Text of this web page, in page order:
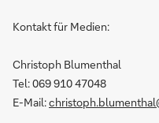
Kontakt für Medien:
Christoph Blumenthal
Tel: 069 910 47048
E-Mail: